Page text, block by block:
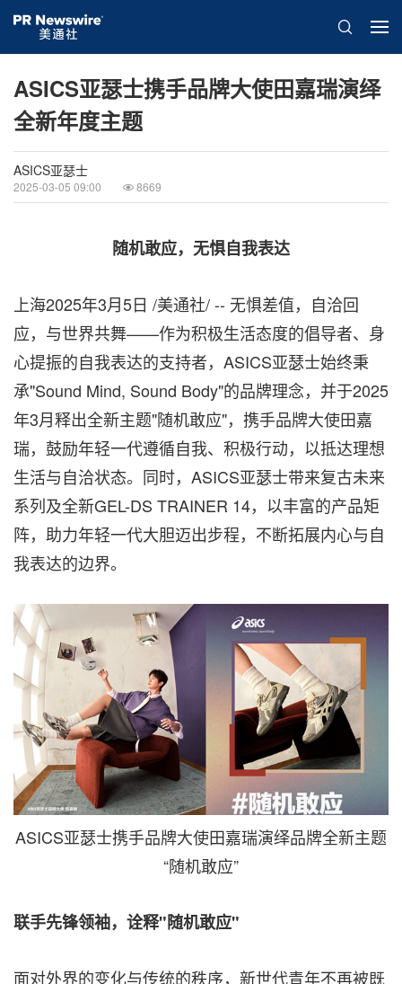
ASICS亚瑟士携手品牌大使田嘉瑞演绎
全新年度主题
ASICS亚瑟士
2025-03-05 09:00 8669
随机敢应，无惧自我表达
上海2025年3月5日 /美通社/ -- 无惧差值，自洽回
应，与世界共舞——作为积极生活态度的倡导者、身
心提振的自我表达的支持者，ASICS亚瑟士始终秉
承"Sound Mind, Sound Body"的品牌理念，并于2025
年3月释出全新主题"随机敢应"，携手品牌大使田嘉
瑞，鼓励年轻一代遵循自我、积极行动，以抵达理想
生活与自洽状态。同时，ASICS亚瑟士带来复古未来
系列及全新GEL-DS TRAINER 14，以丰富的产品矩
阵，助力年轻一代大胆迈出步程，不断拓展内心与自
我表达的边界。
ASICS亚瑟士携手品牌大使田嘉瑞演绎品牌全新主题
“随机敢应”
联手先锋领袖，诠释"随机敢应"
面对外界的变化与传统的秩序，新世代青年不再被既